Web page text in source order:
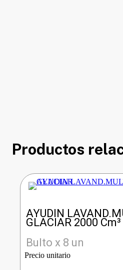
Productos
AYUDIN
GLACIAR 2000 Cm³
Bulto x 8 un
Precio unitario